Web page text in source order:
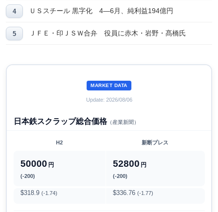
ＵＳスチール 黒字化 4―6月、純利益194億円
ＪＦＥ・印ＪＳＷ合弁 役員に赤木・岩野・髙橋氏
MARKET DATA
Update: 2026/08/06
日本鉄スクラップ総合価格（産業新聞）
H2 新断プレス
50000 円
(-200)
52800 円
(-200)
$318.9 (-1.74) $336.76 (-1.77)